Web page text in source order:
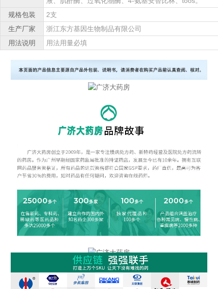
规格包装
2支
生产厂家
浙江东方基因生物制品有限公司
用法说明
用法用量必填